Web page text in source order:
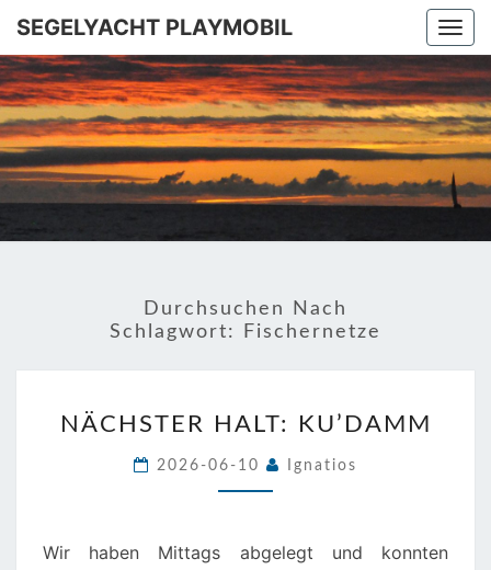
SEGELYACHT PLAYMOBIL
Ins
Mittelmeer!
Durchsuchen Nach
Schlagwort:
Fischernetze
HALT:
KU’DAMM
NÄCHSTER HALT: KU’DAMM
2026-06-10 Ignatios
Wir haben Mittags abgelegt und konnten